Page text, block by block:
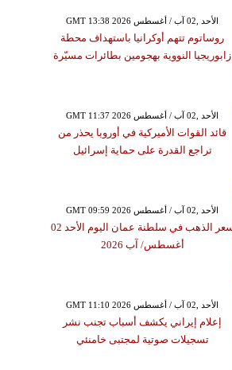
GMT 13:38 2026 الأحد ,02 آب / أغسطس
روساتوم تتهم أوكرانيا باستهداف محطة
زابوريجيا النووية بهجومين بطائرات مسيّرة
GMT 11:37 2026 الأحد ,02 آب / أغسطس
قائد القوات الأميركية في أوروبا يحذر من
تراجع القدرة على حماية إسرائيل
GMT 09:59 2026 الأحد ,02 آب / أغسطس
سعر الذهب في سلطنة عمان اليوم الأحد 02
أغسطس/ آب 2026
GMT 11:10 2026 الأحد ,02 آب / أغسطس
إعلام إيراني يكشف أسباب تجنب نشر
تسجيلات صوتية لمجتبى خامنئي